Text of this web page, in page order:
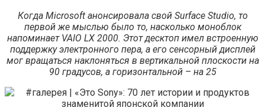
Когда Microsoft анонсировала свой Surface Studio, то
первой же мыслью было то, насколько моноблок
напоминает VAIO LX 2000. Этот десктоп имел встроенную
поддержку электронного пера, а его сенсорный дисплей
мог вращаться наклоняться в вертикальной плоскости на
90 градусов, а горизонтальной – на 25